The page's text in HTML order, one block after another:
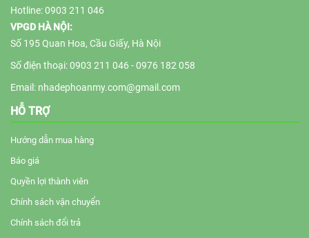
Hotline: 0903 211 046
VPGD HÀ NỘI:
Số 195 Quan Hoa, Cầu Giấy, Hà Nội
Số điện thoại: 0903 211 046 - 0976 182 058
Email: nhadephoanmy.com@gmail.com
HỖ TRỢ
Hướng dẫn mua hàng
Báo giá
Quyền lợi thành viên
Chính sách vận chuyển
Chính sách đổi trả